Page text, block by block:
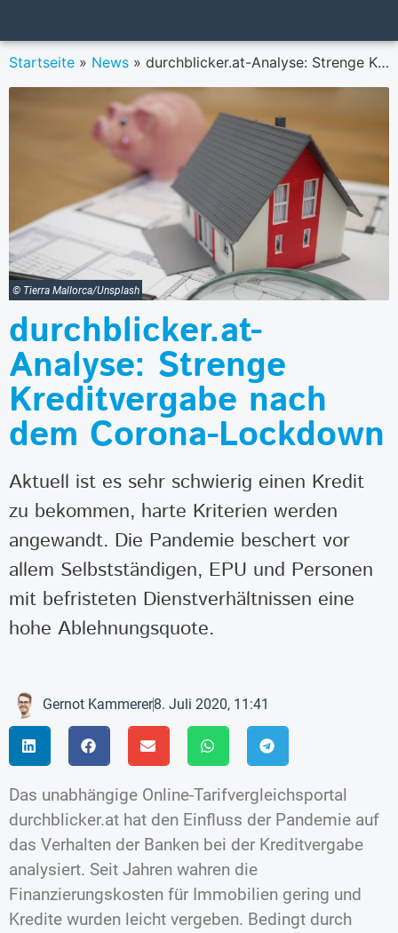
Startseite » News » durchblicker.at-Analyse: Strenge Kreditvergabe nach dem Corona-Lockdown
© Tierra Mallorca/Unsplash
durchblicker.at-
Analyse: Strenge
Kreditvergabe nach
dem Corona-Lockdown
Aktuell ist es sehr schwierig einen Kredit
zu bekommen, harte Kriterien werden
angewandt. Die Pandemie beschert vor
allem Selbstständigen, EPU und Personen
mit befristeten Dienstverhältnissen eine
hohe Ablehnungsquote.
Gernot Kammerer8. Juli 2020, 11:41
Das unabhängige Online-Tarifvergleichsportal
durchblicker.at hat den Einfluss der Pandemie auf
das Verhalten der Banken bei der Kreditvergabe
analysiert. Seit Jahren wahren die
Finanzierungskosten für Immobilien gering und
Kredite wurden leicht vergeben. Bedingt durch